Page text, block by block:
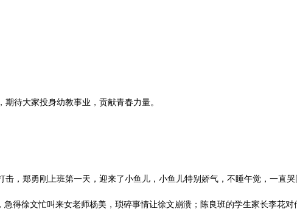
待大家投身幼教事业，贡献青春力量。
，郑勇刚上班第一天，迎来了小鱼儿，小鱼儿特别娇气，不睡午觉，一直
得徐文忙叫来女老师杨美，琐碎事情让徐文崩溃；陈良班的学生家长李花